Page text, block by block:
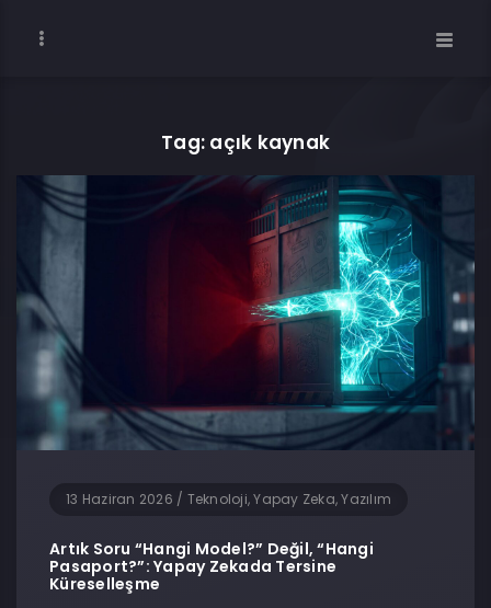
Tag: açık kaynak
13 Haziran 2026 / Teknoloji, Yapay Zeka, Yazılım
Artık Soru “Hangi Model?” Değil, “Hangi
Pasaport?”: Yapay Zekada Tersine
Küreselleşme